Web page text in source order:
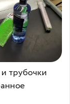
трубочки